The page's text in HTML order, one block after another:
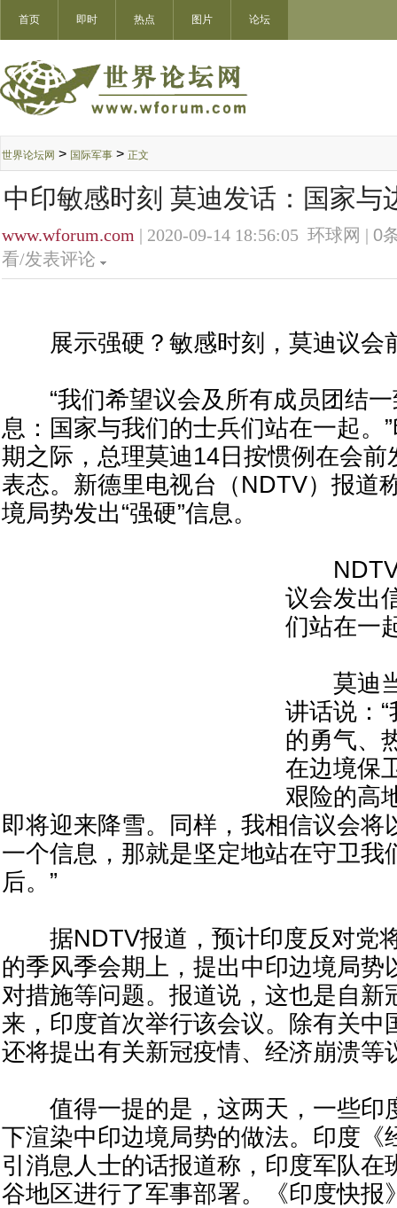
首页 即时 热点 图片 论坛
世界论坛网 > 国际军事 > 正文
中印敏感时刻 莫迪发话：国家与
www.wforum.com | 2020-09-14 18:56:05 环球网 | 0
看/发表评论
展示强硬？敏感时刻，莫迪议会
“我们希望议会及所有成员团结一
息：国家与我们的士兵们站在一起。
期之际，总理莫迪14日按惯例在会前
表态。新德里电视台（NDTV）报道
境局势发出“强硬”信息。
NDTV
议会发出
们站在一
莫迪当
讲话说：
的勇气、
在边境保
艰险的高
即将迎来降雪。同样，我相信议会将
一个信息，那就是坚定地站在守卫我
后。”
据NDTV报道，预计印度反对党
的季风季会期上，提出中印边境局势
对措施等问题。报道说，这也是自新
来，印度首次举行该会议。除有关中
还将提出有关新冠疫情、经济崩溃等
值得一提的是，这两天，一些印
下渲染中印边境局势的做法。印度《
引消息人士的话报道称，印度军队在
谷地区进行了军事部署。《印度快报